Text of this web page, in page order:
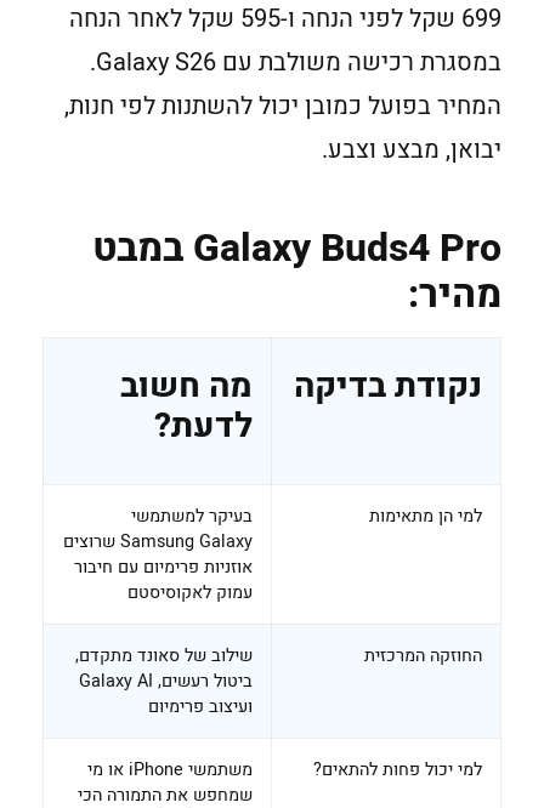
699 שקל לפני הנחה ו-595 שקל לאחר הנחה
במסגרת רכישה משולבת עם Galaxy S26.
המחיר בפועל כמובן יכול להשתנות לפי חנות,
יבואן, מבצע וצבע.
Galaxy Buds4 Pro במבט
מהיר:
נקודת בדיקה
מה חשוב
לדעת?
למי הן מתאימות
בעיקר למשתמשי
Samsung Galaxy שרוצים
אוזניות פרימיום עם חיבור
עמוק לאקוסיסטם
החוזקה המרכזית
שילוב של סאונד מתקדם,
ביטול רעשים, Galaxy AI
ועיצוב פרימיום
למי יכול פחות להתאים?
משתמשי iPhone או מי
שמחפש את התמורה הכי